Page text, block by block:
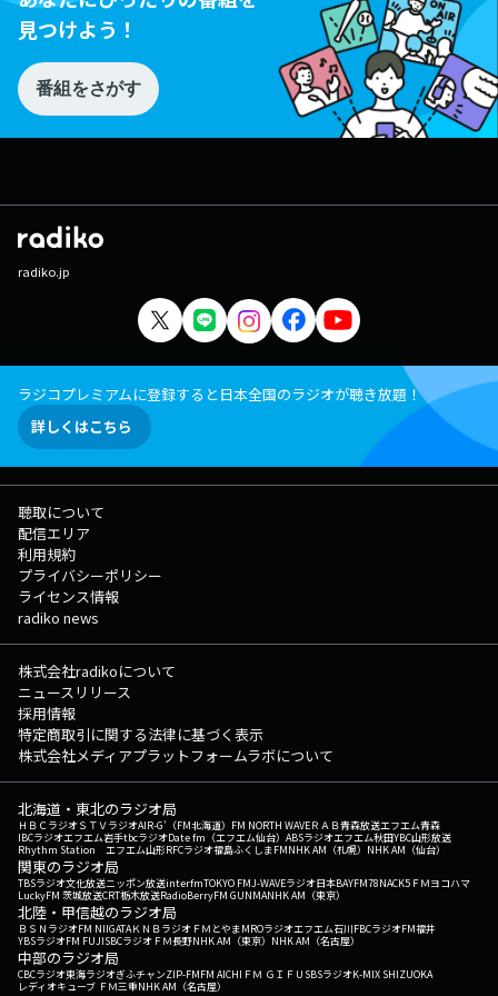
見つけよう！
番組をさがす
radiko.jp
ラジコプレミアムに登録すると日本全国のラジオが聴き放題！
詳しくはこちら
聴取について
配信エリア
利用規約
プライバシーポリシー
ライセンス情報
radiko news
株式会社radikoについて
ニュースリリース
採用情報
特定商取引に関する法律に基づく表示
株式会社メディアプラットフォームラボについて
北海道・東北のラジオ局
ＨＢＣラジオＳＴＶラジオAIR-G'（FM北海道） FM NORTH WAVEＲＡＢ青森放送エフエム青森
IBCラジオエフエム岩手tbcラジオDate fm（エフエム仙台） ABSラジオエフエム秋田YBC山形放送
Rhythm Station エフエム山形RFCラジオ福島ふくしまFMNHK AM（札幌） NHK AM（仙台）
関東のラジオ局
TBSラジオ文化放送ニッポン放送interfmTOKYO FMJ-WAVEラジオ日本BAYFM78NACK5 ＦＭヨコハマ
LuckyFM 茨城放送CRT栃木放送RadioBerryFM GUNMANHK AM（東京）
北陸・甲信越のラジオ局
ＢＳＮラジオFM NIIGATAＫＮＢラジオ ＦＭとやまMROラジオエフエム石川FBCラジオFM福井
YBSラジオFM FUJISBCラジオ ＦＭ長野NHK AM（東京） NHK AM（名古屋）
中部のラジオ局
CBCラジオ東海ラジオぎふチャンZIP-FMFM AICHI ＦＭ ＧＩＦＵ SBSラジオK-MIX SHIZUOKA
レディオキューブ ＦＭ三重NHK AM（名古屋）